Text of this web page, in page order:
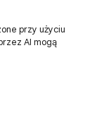
przy użyciu
AI mogą